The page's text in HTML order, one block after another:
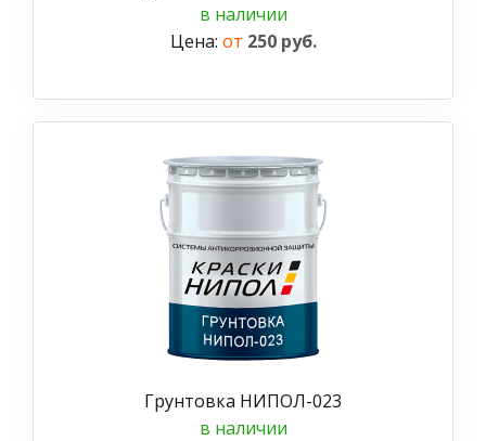
в наличии
Цена: от 250 руб.
Грунтовка НИПОЛ-023
в наличии